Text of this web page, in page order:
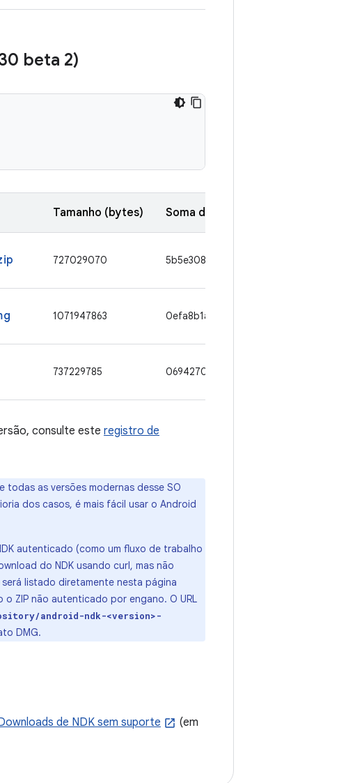
beta 2)
Tamanho (bytes) Soma de verificação SHA1
727029070
1071947863
737229785
consulte este registro de
as versões modernas desse SO
dos casos, é mais fácil usar o Android
autenticado (como um fluxo de trabalho
do NDK usando curl, mas não
listado diretamente nesta página
ZIP não autenticado por engano. O URL
android-ndk-<version>-
DMG.
de NDK sem suporte
(em